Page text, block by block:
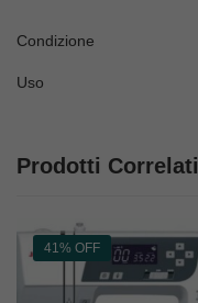
Condizione
Uso
Prodotti Correlati
41% OFF